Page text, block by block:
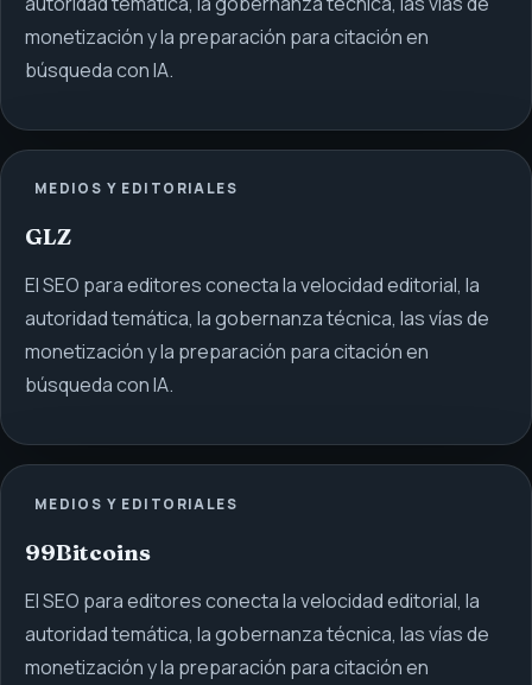
monetización y la preparación para citación en
búsqueda con IA.
MEDIOS Y EDITORIALES
GLZ
El SEO para editores conecta la velocidad editorial, la
autoridad temática, la gobernanza técnica, las vías de
monetización y la preparación para citación en
búsqueda con IA.
MEDIOS Y EDITORIALES
99Bitcoins
El SEO para editores conecta la velocidad editorial, la
autoridad temática, la gobernanza técnica, las vías de
monetización y la preparación para citación en